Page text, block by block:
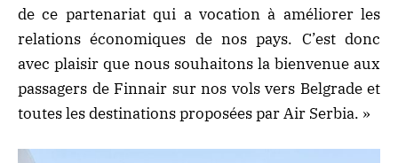
de ce partenariat qui a vocation à améliorer les
relations économiques de nos pays. C’est donc
avec plaisir que nous souhaitons la bienvenue aux
passagers de Finnair sur nos vols vers Belgrade et
toutes les destinations proposées par Air Serbia. »